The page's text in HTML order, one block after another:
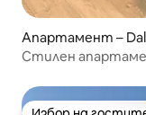
Апартамент –
Стилен